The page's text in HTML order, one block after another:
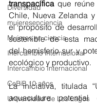
Diversidad
mujeresenciencia
Mujeres en ciencia
Inercambio internacional
Intercambio Internacional
CeBiB 10 años
Universidad de Los Lagos
transpacífica que reúne
Chile, Nueva Zelanda
el propósito de
sostenible de esta
del hemisferio sur y
ecológico y productivo.
La iniciativa, titulada
aquaculture